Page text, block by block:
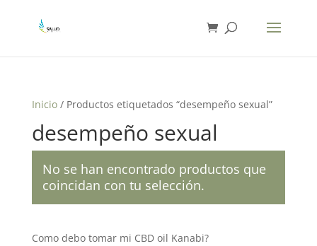
Inicio/ Productos etiquetados “desempeño sexual”
desempeño sexual
No se han encontrado productos que
coincidan con tu selección.
Como debo tomar mi CBD oil Kanabi?